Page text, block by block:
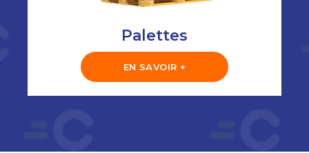
Palettes
EN SAVOIR +